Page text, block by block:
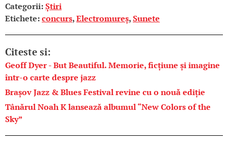
Categorii:Știri
Etichete:concurs,Electromureș,Sunete
Citeste si:
Geoff Dyer - But Beautiful. Memorie, ficțiune și imagine
într-o carte despre jazz
Brașov Jazz & Blues Festival revine cu o nouă ediție
Tânărul Noah K lansează albumul “New Colors of the
Sky”